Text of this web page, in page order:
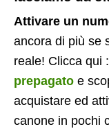
Attivare un
ancora di più se
reale! Clicca qui :
prepagato e
acquistare ed
canone in pochi